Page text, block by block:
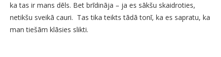
ka tas ir mans dēls. Bet brīdināja – ja es sākšu skaidroties,
netikšu sveikā cauri. Tas tika teikts tādā tonī, ka es sapratu, ka
man tiešām klāsies slikti.